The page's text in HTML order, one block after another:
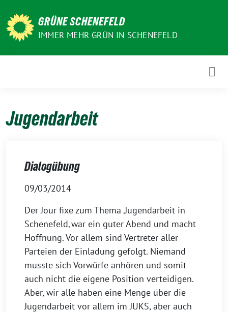
zum
Inhalt
GRÜNE SCHENEFELD
IMMER MEHR GRÜN IN SCHENEFELD
Jugendarbeit
Dialogübung
09/03/2014
Der Jour fixe zum Thema ‚Jugendarbeit in
Schenefeld‚ war ein guter Abend und macht
Hoffnung. Vor allem sind Vertreter aller
Parteien der Einladung gefolgt. Niemand
musste sich Vorwürfe anhören und somit
auch nicht die eigene Position verteidigen.
Aber, wir alle haben eine Menge über die
Jugendarbeit vor allem im JUKS, aber auch